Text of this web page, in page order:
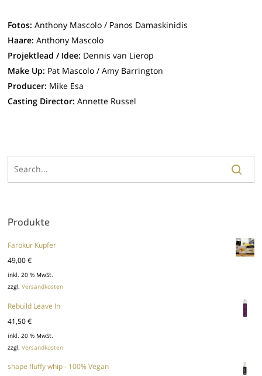
Fotos: Anthony Mascolo / Panos Damaskinidis
Haare: Anthony Mascolo
Projektlead / Idee: Dennis van Lierop
Make Up: Pat Mascolo / Amy Barrington
Producer: Mike Esa
Casting Director: Annette Russel
Produkte
Farbkur Kupfer
49,00€
inkl. 20 % MwSt.
zzgl.Versandkosten
Rebuild Leave In
41,50€
inkl. 20 % MwSt.
zzgl.Versandkosten
shape fluffy whip - 100% Vegan